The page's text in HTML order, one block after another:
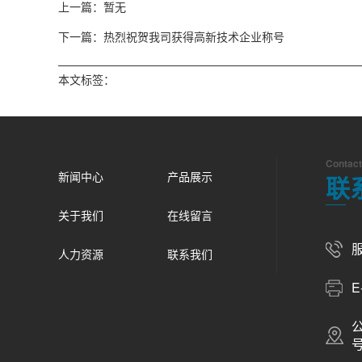
上一篇：暂无
下一篇：热烈祝贺我司获得高新技术企业称号
本文标签：
新闻中心 产品展示
关于我们 在线留言
人力资源 联系我们
联